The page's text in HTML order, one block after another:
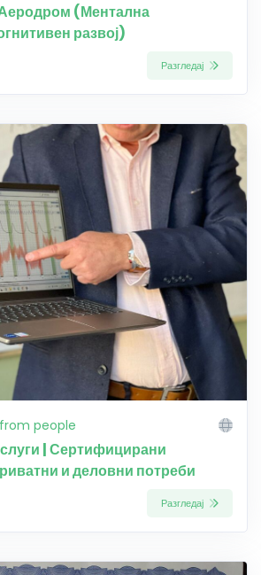
(Ментална
развој)
Разгледај
people
| Сертифицирани
и деловни потреби
Разгледај